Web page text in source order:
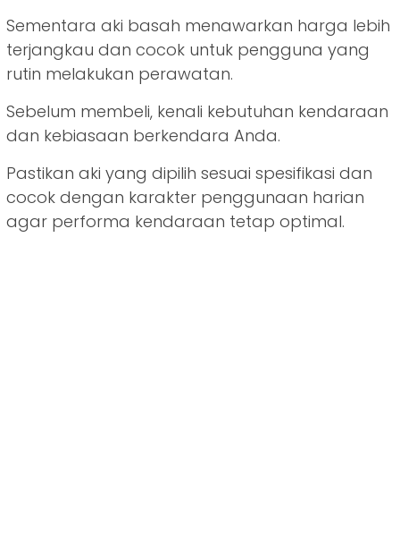
Sementara aki basah menawarkan harga lebih
terjangkau dan cocok untuk pengguna yang
rutin melakukan perawatan.
Sebelum membeli, kenali kebutuhan kendaraan
dan kebiasaan berkendara Anda.
Pastikan aki yang dipilih sesuai spesifikasi dan
cocok dengan karakter penggunaan harian
agar performa kendaraan tetap optimal.